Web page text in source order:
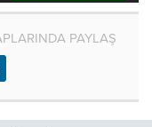
PAYLAŞ